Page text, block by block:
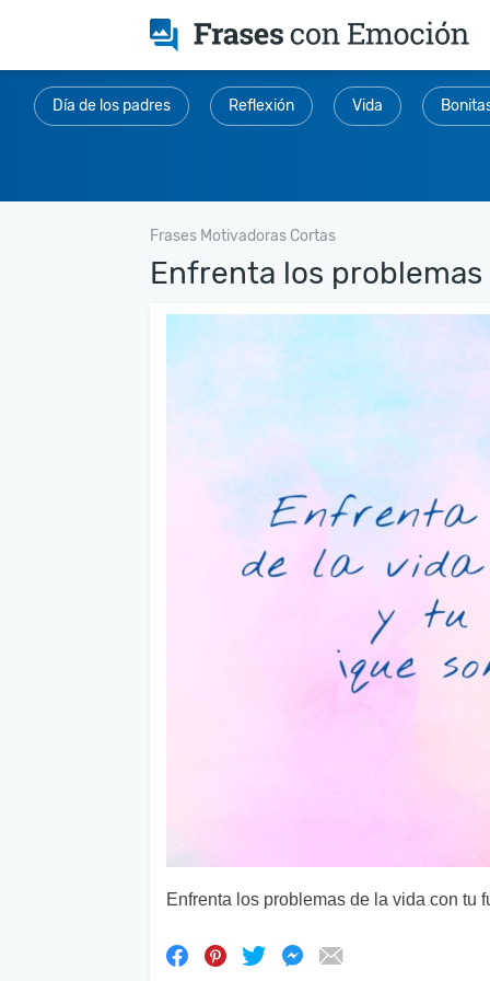
Día de los padres Reflexión Vida
Frases Motivadoras Cortas
Enfrenta los problemas
Enfrenta los problemas de la vida con tu